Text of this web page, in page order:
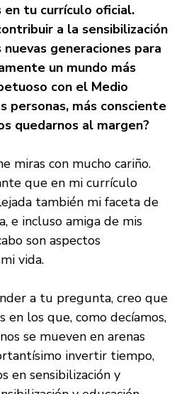
en tu currículo oficial.
a la sensibilización
generaciones para
un mundo más
con el Medio
personas, más consciente
quedarnos al margen?
miras con mucho cariño.
que en mi currículo
también mi faceta de
e incluso amiga de mis
son aspectos
vida.
a tu pregunta, creo que
en los que, como decíamos,
se mueven en arenas
invertir tiempo,
en sensibilización y